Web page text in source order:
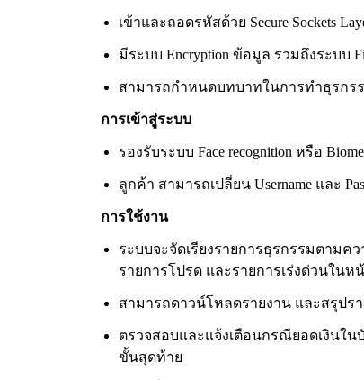
เข้าและถอดรหัสด้วย Secure Sockets
มีระบบ Encryption ข้อมูล รวมถึงระบบ
สามารถกำหนดบทบาทในการทำธุรกรรม
การเข้าสู่ระบบ
รองรับระบบ Face recognition หรือ
ลูกค้า สามารถเปลี่ยน Username และ
การใช้งาน
ระบบจะจัดเรียงรายการธุรกรรมตามคว
รายการโปรด และรายการเร่งด่วนใน
สามารถดาวน์โหลดรายงาน และสรุปร
ตรวจสอบและแจ้งเตือนกรณียอดเงินใ
ขั้นสุดท้าย